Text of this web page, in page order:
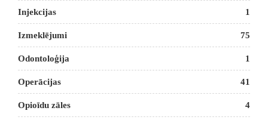
Injekcijas 1
Izmeklējumi 75
Odontoloģija 1
Operācijas 41
Opioīdu zāles 4